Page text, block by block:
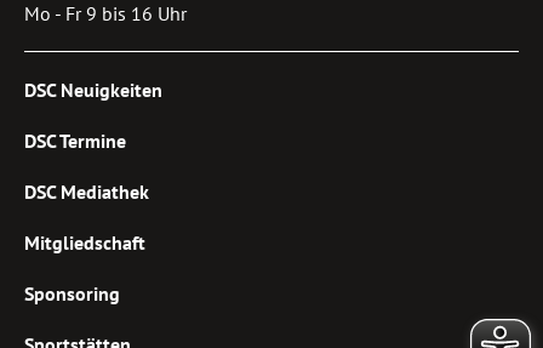
Mo - Fr 9 bis 16 Uhr
DSC Neuigkeiten
DSC Termine
DSC Mediathek
Mitgliedschaft
Sponsoring